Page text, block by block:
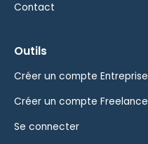
Contact
Outils
Créer un compte Entreprise
Créer un compte Freelance
Se connecter